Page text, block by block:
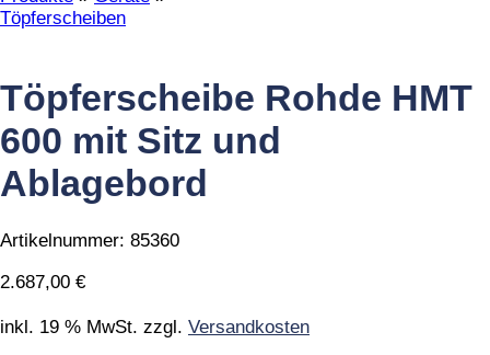
Töpferscheiben
Töpferscheibe Rohde HMT
600 mit Sitz und
Ablagebord
Artikelnummer: 85360
2.687,00 €
inkl. 19 % MwSt. zzgl. Versandkosten